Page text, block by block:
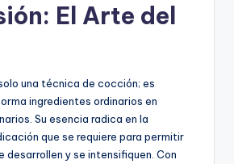
El Arte del
una técnica de cocción; es
ingredientes ordinarios en
Su esencia radica en la
que se requiere para permitir
desarrollen y se intensifiquen. Con